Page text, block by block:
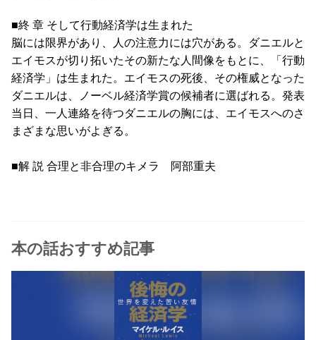
■終 章 そして行動経済学は生まれた
脳には限界があり、人の注意力には穴がある。ダニエルと
エイモスが切り拓いたその新たな人間像をもとに、「行動
経済学」は生まれた。エイモスの死後、その権威となった
ダニエルは、ノーベル経済学賞の候補者に選ばれる。発表
当日、一人連絡を待つダニエルの胸には、エイモスへのさ
まざまな思いがよぎる。
■解 説 合理と非合理のキメラ 阿部重夫
本の話おすすめ記事